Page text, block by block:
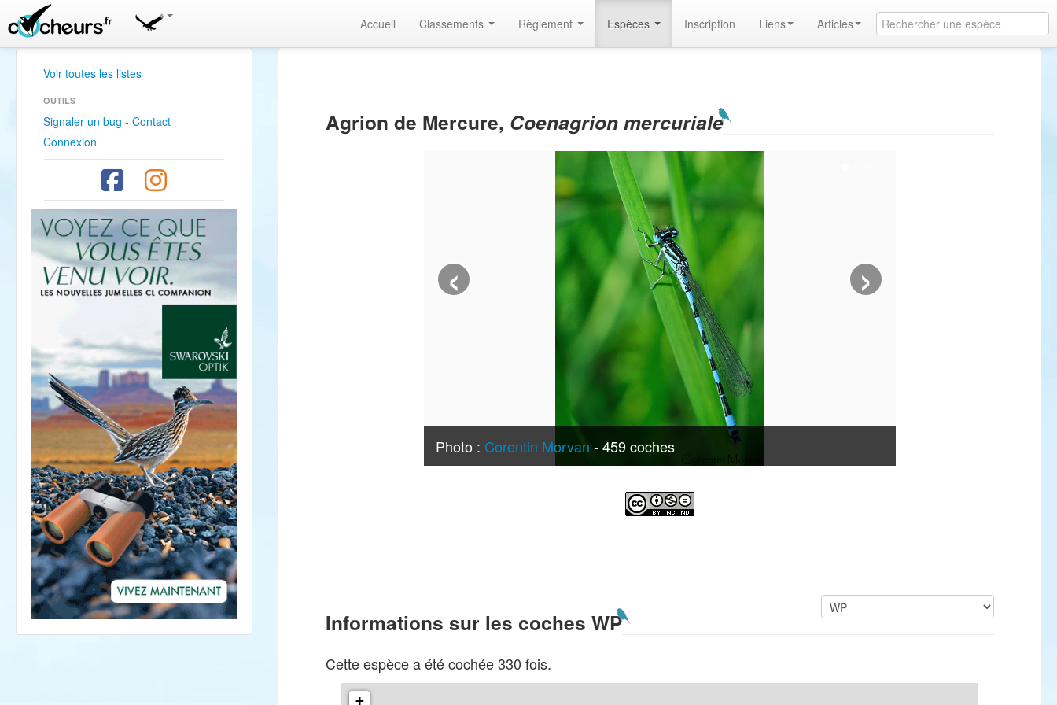
Accueil Classements Règlement Espèces Inscription Liens Articles
Voir toutes les listes
OUTILS
Signaler un bug - Contact
Connexion
Agrion de Mercure, Coenagrion mercuriale
Photo : Corentin Morvan - 459 coches
‹ ›
Informations sur les coches WP
Cette espèce a été cochée 330 fois.
+